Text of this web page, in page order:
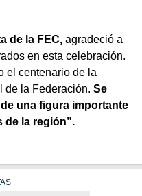
de la FEC, agradeció a
en esta celebración.
el centenario de la
de la Federación. Se
una figura importante
de la región”.